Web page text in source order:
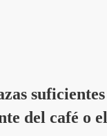
suficientes
del café o el